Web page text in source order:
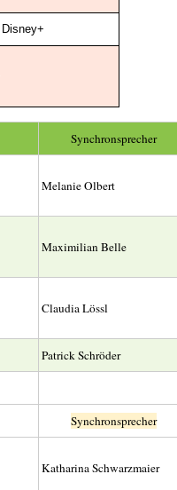
Synchronsprecher
Melanie Olbert
Maximilian Belle
Claudia Lössl
Patrick Schröder
Synchronsprecher
Katharina Schwarzmaier